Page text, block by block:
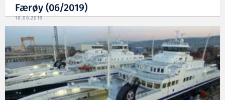
Færøy (06/2019)
18.06.2019